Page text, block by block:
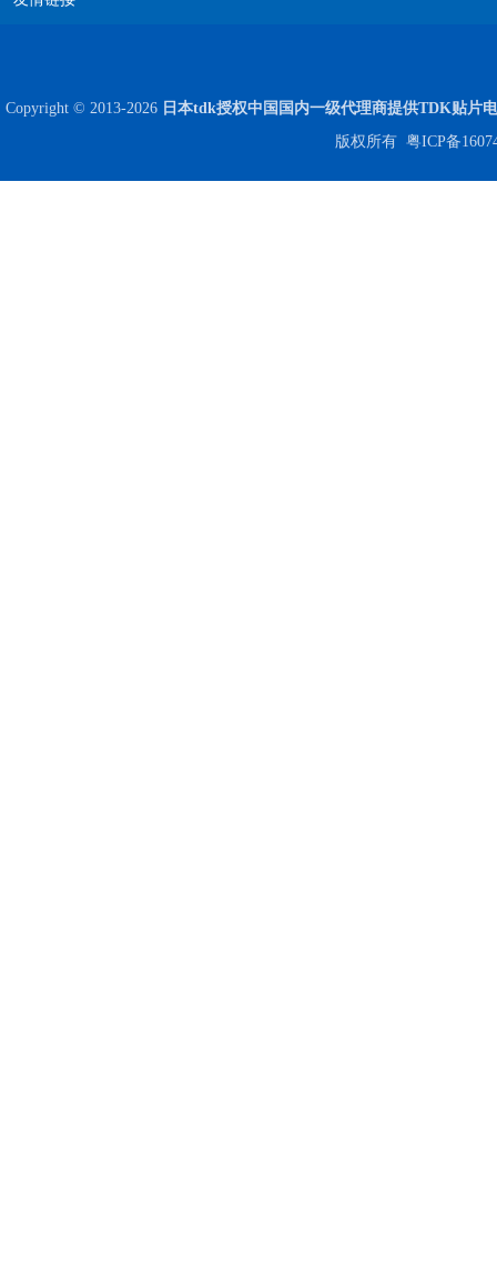
Copyright © 2013-2026 日本tdk授权中国国内一级代理商提供TDK贴片
版权所有 粤ICP备